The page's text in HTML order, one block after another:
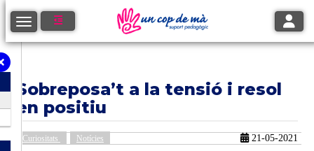
Toggle navigation
Sobreposa’t a la tensió i resol
en positiu
Curiositats Notícies 21-05-2021